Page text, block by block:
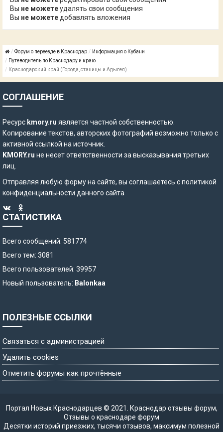
Вы не можетеудалять свои сообщения
Вы не можете добавлять вложения
Форум о переезде в Краснодар
Информация о Кубани
Путеводитель по Краснодару и краю
Краснодарский край (Города, станицы и Адыгея)
СОГЛАШЕНИЕ
Ресурс kmory.ru является частной собственностью.
Копирование текстов, авторских фотографий возможно только с
активной ссылкой на источник.
KMORY.ru не несет ответственности за высказывания третьих
лиц.
Отправляя любую форму на сайте, вы соглашаетесь сполитикой
конфиденциальности данного сайта
СТАТИСТИКА
Всего сообщений: 581774
Всего тем: 3081
Всего пользователей: 39957
Новый пользователь: Balonkaa
ПОЛЕЗНЫЕ ССЫЛКИ
Связаться с администрацией
Удалить cookies
Отметить форумы как прочтённые
Портал Новых Краснодарцев © 2021. Краснодар отзывы форум,
Отзывы о краснодаре форум
Десятки историй приезжих, тысячи отзывов, максимум полезной